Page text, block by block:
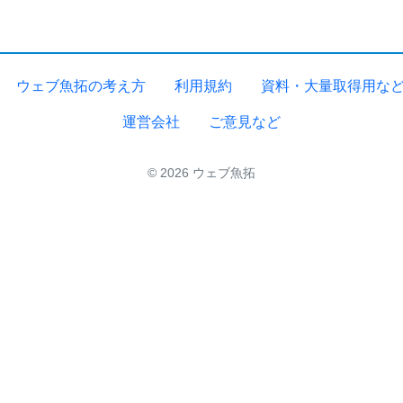
ウェブ魚拓の考え方 利用規約 資料・大量取得用な
運営会社 ご意見など
© 2026 ウェブ魚拓